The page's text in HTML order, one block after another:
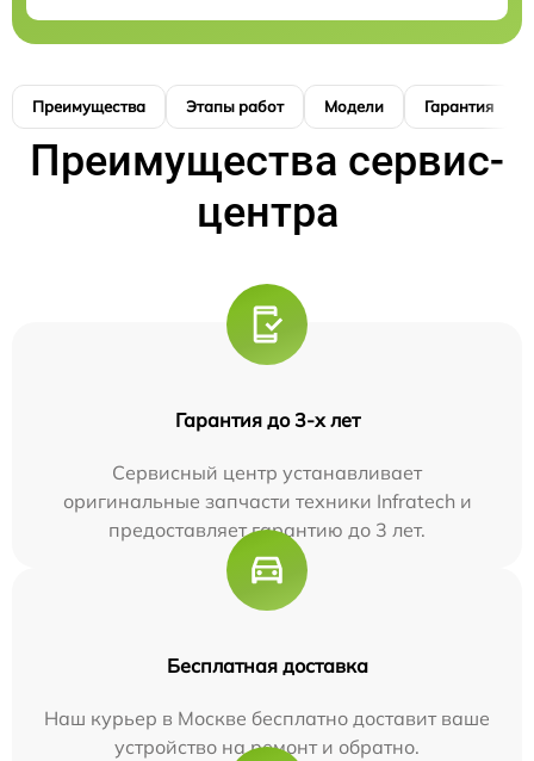
Преимущества Этапы работ Модели Гарантия
Преимущества сервис-
центра
Гарантия до 3-х лет
Сервисный центр устанавливает
оригинальные запчасти техники Infratech и
предоставляет гарантию до 3 лет.
Бесплатная доставка
Наш курьер в Москве бесплатно доставит ваше
устройство на ремонт и обратно.